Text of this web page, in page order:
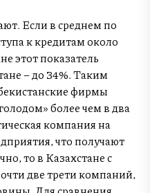
Если в среднем по
к кредитам около
этот показатель
– до 34%. Таким
фирмы
более чем в два
компания на
что получают
то в Казахстане с
две трети компаний,